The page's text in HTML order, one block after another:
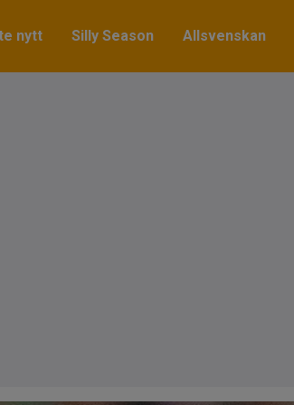
nytt Silly Season Allsvenskan